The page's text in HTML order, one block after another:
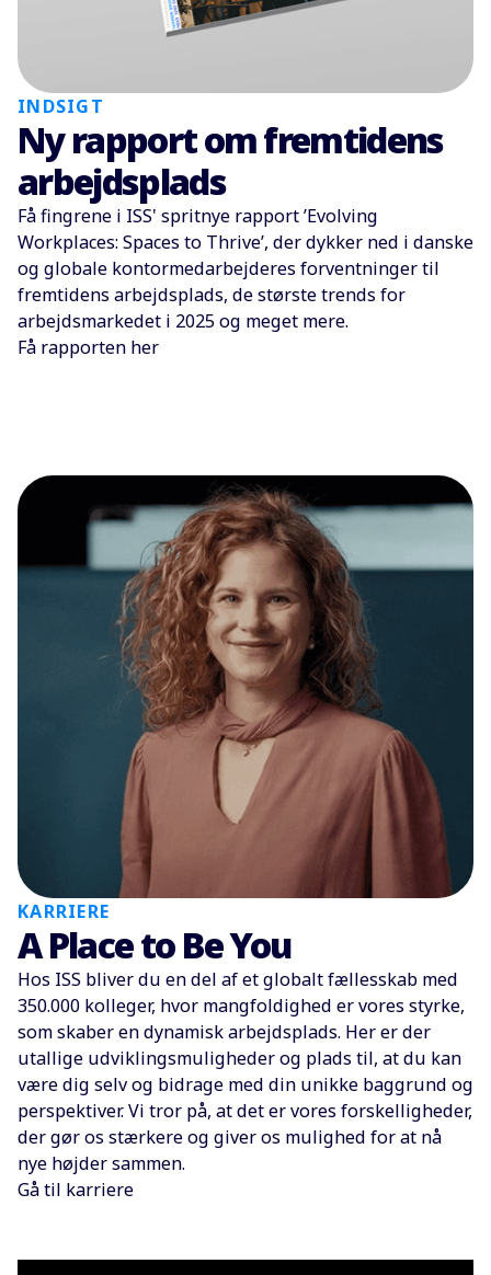
INDSIGT
Ny rapport om fremtidens
arbejdsplads
Få fingrene i ISS' spritnye rapport ’Evolving
Workplaces: Spaces to Thrive’, der dykker ned i danske
og globale kontormedarbejderes forventninger til
fremtidens arbejdsplads, de største trends for
arbejdsmarkedet i 2025 og meget mere.
Få rapporten her
KARRIERE
A Place to Be You
Hos ISS bliver du en del af et globalt fællesskab med
350.000 kolleger, hvor mangfoldighed er vores styrke,
som skaber en dynamisk arbejdsplads. Her er der
utallige udviklingsmuligheder og plads til, at du kan
være dig selv og bidrage med din unikke baggrund og
perspektiver. Vi tror på, at det er vores forskelligheder,
der gør os stærkere og giver os mulighed for at nå
nye højder sammen.
Gå til karriere